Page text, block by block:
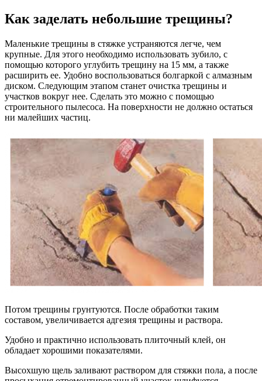
Как заделать небольшие трещины?
Маленькие трещины в стяжке устраняются легче, чем
крупные. Для этого необходимо использовать зубило, с
помощью которого углубить трещину на 15 мм, а также
расширить ее. Удобно воспользоваться болгаркой с алмазным
диском. Следующим этапом станет очистка трещины и
участков вокруг нее. Сделать это можно с помощью
строительного пылесоса. На поверхности не должно остаться
ни малейших частиц.
Потом трещины грунтуются. После обработки таким
составом, увеличивается адгезия трещины и раствора.
Удобно и практично использовать плиточный клей, он
обладает хорошими показателями.
Высохшую щель заливают раствором для стяжки пола, а после